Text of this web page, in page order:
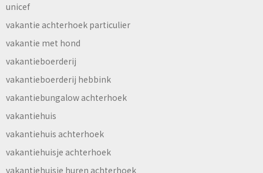
unicef
vakantie achterhoek particulier
vakantie met hond
vakantieboerderij
vakantieboerderij hebbink
vakantiebungalow achterhoek
vakantiehuis
vakantiehuis achterhoek
vakantiehuisje achterhoek
vakantiehuisje huren achterhoek